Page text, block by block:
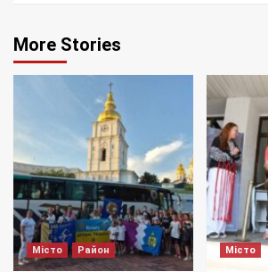
More Stories
Місто Район Місто